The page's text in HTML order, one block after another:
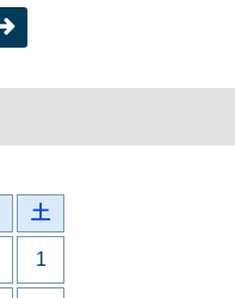
土
1